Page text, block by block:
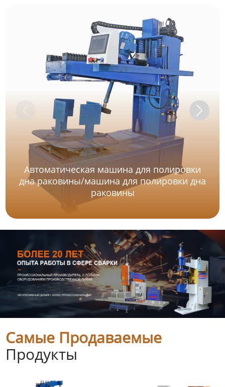
Автоматическая машина для полировки
дна раковины/машина для полировки дна
раковины
Самые Продаваемые
Продукты